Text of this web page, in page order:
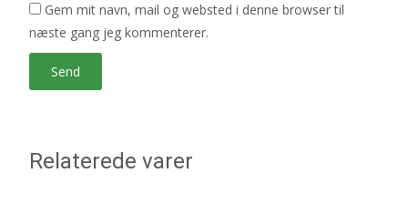
Gem mit navn, mail og websted i denne browser til
næste gang jeg kommenterer.
Relaterede varer